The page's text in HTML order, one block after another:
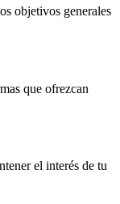
objetivos generales
que ofrezcan
el interés de tu